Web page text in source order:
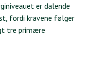
er dalende
fordi kravene følger
tre primære